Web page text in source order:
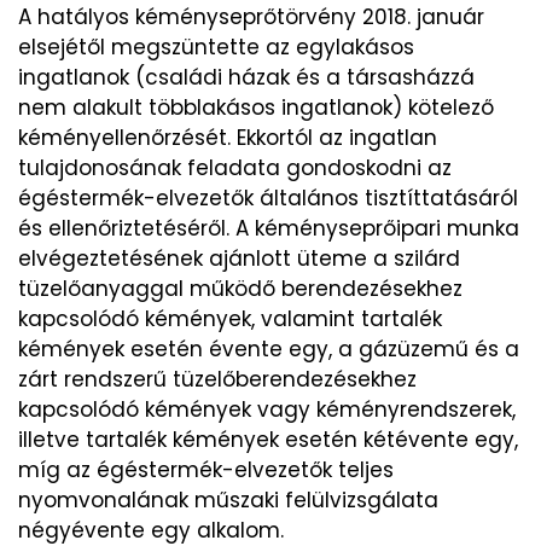
A hatályos kéményseprőtörvény 2018. január
elsejétől megszüntette az egylakásos
ingatlanok (családi házak és a társasházzá
nem alakult többlakásos ingatlanok) kötelező
kéményellenőrzését. Ekkortól az ingatlan
tulajdonosának feladata gondoskodni az
égéstermék-elvezetők általános tisztíttatásáról
és ellenőriztetéséről. A kéményseprőipari munka
elvégeztetésének ajánlott üteme a szilárd
tüzelőanyaggal működő berendezésekhez
kapcsolódó kémények, valamint tartalék
kémények esetén évente egy, a gázüzemű és a
zárt rendszerű tüzelőberendezésekhez
kapcsolódó kémények vagy kéményrendszerek,
illetve tartalék kémények esetén kétévente egy,
míg az égéstermék-elvezetők teljes
nyomvonalának műszaki felülvizsgálata
négyévente egy alkalom.